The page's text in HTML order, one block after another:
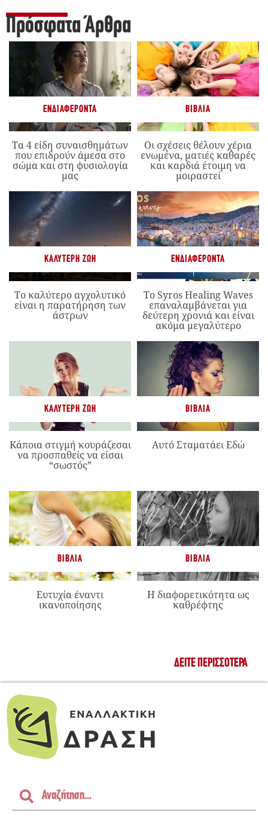
Πρόσφατα Άρθρα
ΕΝΔΙΑΦΈΡΟΝΤΑ
Τα 4 είδη συναισθημάτων
που επιδρούν άμεσα στο
σώμα και στη φυσιολογία
μας
ΒΙΒΛΊΑ
Οι σχέσεις θέλουν χέρια
ενωμένα, ματιές καθαρές
και καρδιά έτοιμη να
μοιραστεί
ΚΑΛΎΤΕΡΗ ΖΩΉ
Το καλύτερο αγχολυτικό
είναι η παρατήρηση των
άστρων
ΕΝΔΙΑΦΈΡΟΝΤΑ
Το Syros Healing Waves
επαναλαμβάνεται για
δεύτερη χρονιά και είναι
ακόμα μεγαλύτερο
ΚΑΛΎΤΕΡΗ ΖΩΉ
Κάποια στιγμή κουράζεσαι
να προσπαθείς να είσαι
“σωστός”
ΒΙΒΛΊΑ
Αυτό Σταματάει Εδώ
ΒΙΒΛΊΑ
Ευτυχία έναντι
ικανοποίησης
ΒΙΒΛΊΑ
Η διαφορετικότητα ως
καθρέφτης
ΔΕΊΤΕ ΠΕΡΙΣΣΌΤΕΡΑ